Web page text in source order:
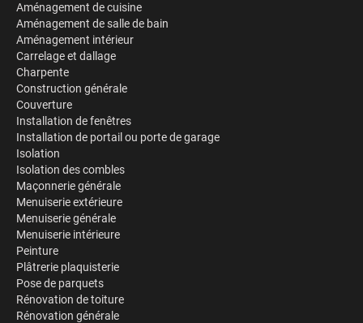
Aménagement de cuisine
Aménagement de salle de bain
Aménagement intérieur
Carrelage et dallage
Charpente
Construction générale
Couverture
Installation de fenêtres
Installation de portail ou porte de garage
Isolation
Isolation des combles
Maçonnerie générale
Menuiserie extérieure
Menuiserie générale
Menuiserie intérieure
Peinture
Plâtrerie plaquisterie
Pose de parquets
Rénovation de toiture
Rénovation générale